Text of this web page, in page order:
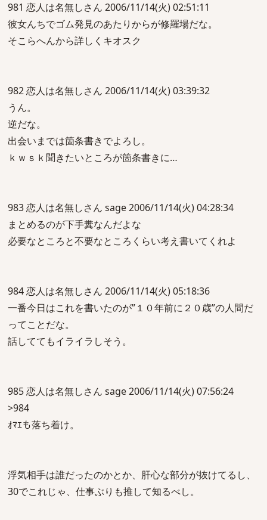
981 恋人は名無しさん 2006/11/14(火) 02:51:11
彼女んちでゴム発見のあたりからが修羅場だな。
そこらへんから詳しくキオスク
982 恋人は名無しさん 2006/11/14(火) 03:39:32
うん。
逆だな。
出会いまでは箇条書きでよろし。
ｋｗｓｋ聞きたいところが箇条書きに…
983 恋人は名無しさん sage 2006/11/14(火) 04:28:34
まとめるのが下手糞なんだよな
必要なところと不要なところくらい考え書いてくれよ
984 恋人は名無しさん 2006/11/14(火) 05:18:36
一番今日はこれを書いたのが”１０年前に２０歳”の人間だ
ってことだな。
話しててもイライラしそう。
985 恋人は名無しさん sage 2006/11/14(火) 07:56:24
>984
ｵﾏｴも落ち着け。
浮気相手は誰だったのかとか、肝心な部分が抜けてるし、
30でこれじゃ、仕事ぶりも推して知るべし。